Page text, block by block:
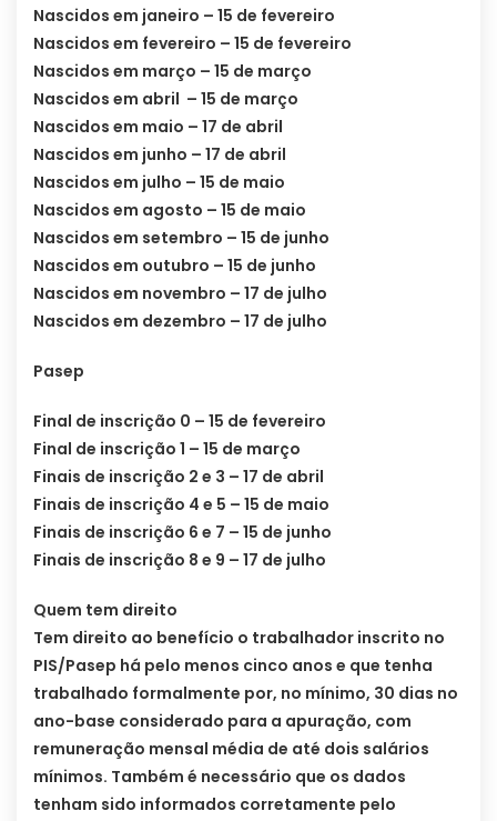
Nascidos em janeiro – 15 de fevereiro
Nascidos em fevereiro – 15 de fevereiro
Nascidos em março – 15 de março
Nascidos em abril – 15 de março
Nascidos em maio – 17 de abril
Nascidos em junho – 17 de abril
Nascidos em julho – 15 de maio
Nascidos em agosto – 15 de maio
Nascidos em setembro – 15 de junho
Nascidos em outubro – 15 de junho
Nascidos em novembro – 17 de julho
Nascidos em dezembro – 17 de julho
Pasep
Final de inscrição 0 – 15 de fevereiro
Final de inscrição 1 – 15 de março
Finais de inscrição 2 e 3 – 17 de abril
Finais de inscrição 4 e 5 – 15 de maio
Finais de inscrição 6 e 7 – 15 de junho
Finais de inscrição 8 e 9 – 17 de julho
Quem tem direito
Tem direito ao benefício o trabalhador inscrito no
PIS/Pasep há pelo menos cinco anos e que tenha
trabalhado formalmente por, no mínimo, 30 dias no
ano-base considerado para a apuração, com
remuneração mensal média de até dois salários
mínimos. Também é necessário que os dados
tenham sido informados corretamente pelo